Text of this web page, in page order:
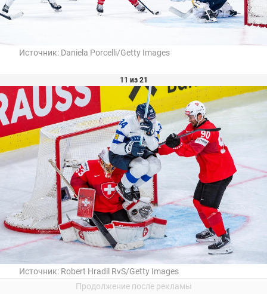
Источник: Daniela Porcelli/Getty Images
11 из 21
Источник: Robert Hradil RvS/Getty Images